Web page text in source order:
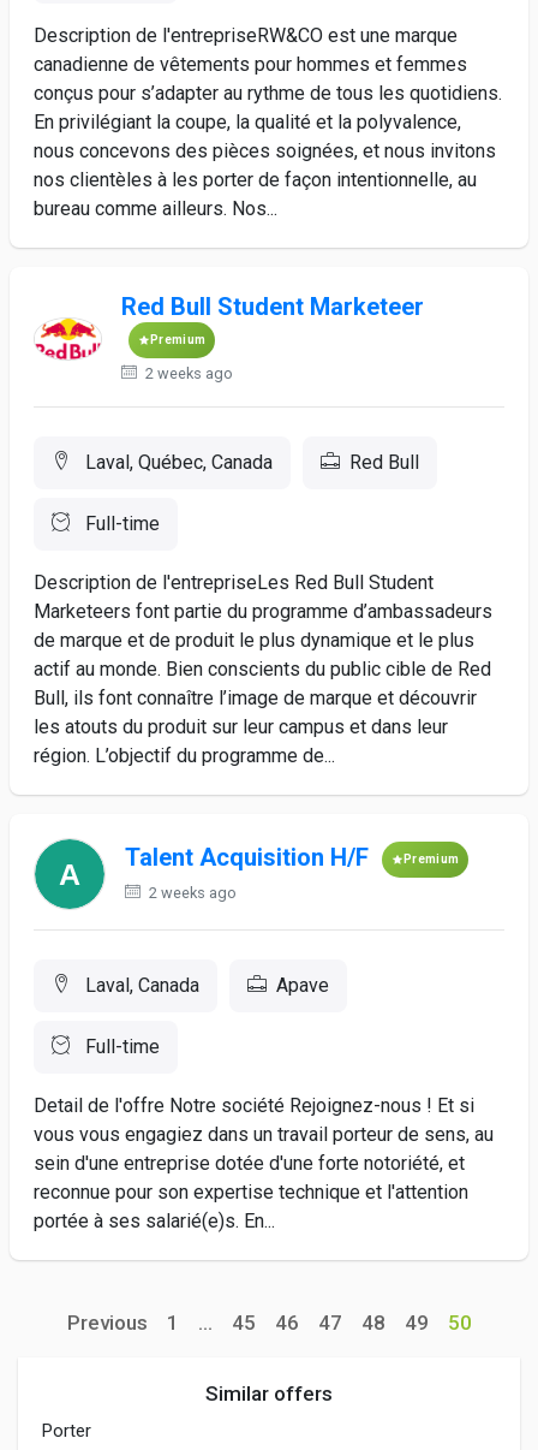
Description de l'entrepriseRW&CO est une marque
canadienne de vêtements pour hommes et femmes
conçus pour s’adapter au rythme de tous les quotidiens.
En privilégiant la coupe, la qualité et la polyvalence,
nous concevons des pièces soignées, et nous invitons
nos clientèles à les porter de façon intentionnelle, au
bureau comme ailleurs. Nos...
Red Bull Student Marketeer
Premium
2 weeks ago
Laval, Québec, Canada Red Bull
Full-time
Description de l'entrepriseLes Red Bull Student
Marketeers font partie du programme d’ambassadeurs
de marque et de produit le plus dynamique et le plus
actif au monde. Bien conscients du public cible de Red
Bull, ils font connaître l’image de marque et découvrir
les atouts du produit sur leur campus et dans leur
région. L’objectif du programme de...
Talent Acquisition H/F Premium
2 weeks ago
Laval, Canada Apave
Full-time
Detail de l'offre Notre société Rejoignez-nous ! Et si
vous vous engagiez dans un travail porteur de sens, au
sein d'une entreprise dotée d'une forte notoriété, et
reconnue pour son expertise technique et l'attention
portée à ses salarié(e)s. En...
Previous 1 ... 45 46 47 48 49 50
Similar offers
Porter